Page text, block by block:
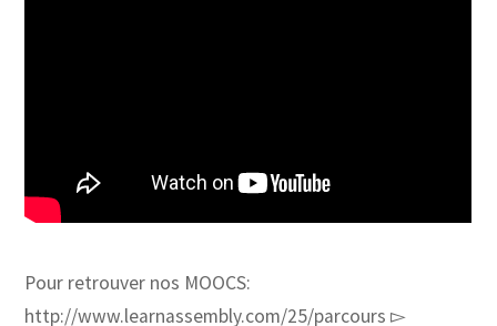
Pour retrouver nos MOOCS:
http://www.learnassembly.com/25/parcours ▻